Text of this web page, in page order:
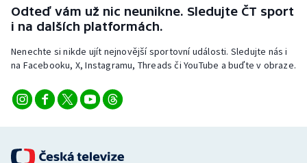
Stolní tenis
Triatlon
Veslování
Volejbal
Odteď vám už nic neunikne. Sledujte ČT sport
i na dalších platformách.
Nenechte si nikde ujít nejnovější sportovní události. Sledujte nás i
na Facebooku, X, Instagramu, Threads či YouTube a buďte v obraze.